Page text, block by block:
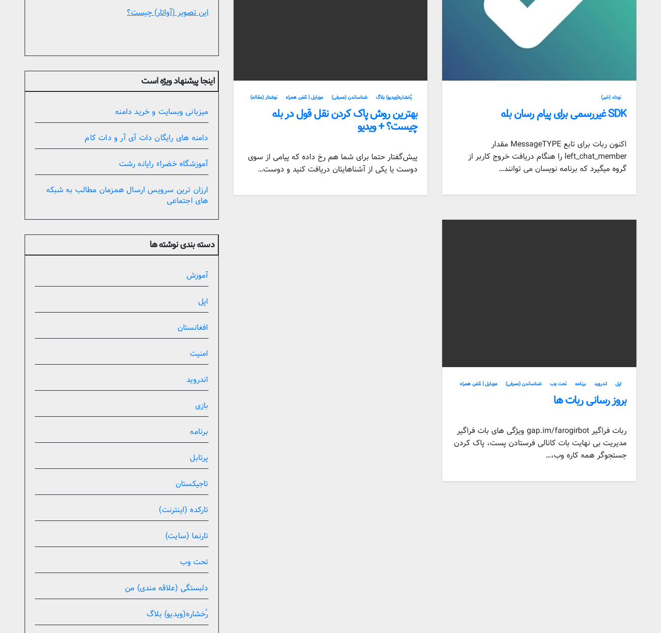
نوداد (خبر)
SDK غیررسمی برای پیام رسان بله
اکنون ربات برای تابع MessageTYPE مقدار
left_chat_member را هنگام دریافت خروج کاربر از
گروه میگیرد که برنامه نویسان می توانند…
رُخشاره(ویدیو) بلاگ شناساندن (معرفی) موبایل | تلفن همراه نوشتار (مقاله)
بهترین روش پاک کردن نقل قول در بله
چیست؟ + ویدیو
پیش‌گفتار حتما برای شما هم رخ داده که پیامی از سوی
دوست یا یکی از آشناهایتان دریافت کنید و دوست…
اپل اندروید برنامه تحت وب شناساندن (معرفی) موبایل | تلفن همراه
بروز رسانی ربات ها
ربات فراگیر gap.im/farogirbot ویژگی های بات فراگیر
مدیریت بی نهایت بات کانالی فرستادن پست، پاک کردن
جستجوگر همه کاره وب،…
این تصویر (آواتار) چیست؟
اینجا پیشنهاد ویژه است
میزبانی وبسایت و خرید دامنه
دامنه های رایگان دات آی آر و دات کام
آموزشگاه خضراء رایانه رشت
ارزان ترین سرویس ارسال همزمان مطالب به شبکه
های اجتماعی
دسته بندی نوشته ها
آموزش
اپل
افغانستان
امنیت
اندروید
بازی
برنامه
پرتابل
تاجیکستان
تارکده (اینترنت)
تارنما (سایت)
تحت وب
دلبستگی (علاقه مندی) من
رُخشاره(ویدیو) بلاگ